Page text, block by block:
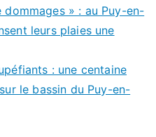
dommages » : au Puy-en-
leurs plaies une
: une centaine
le bassin du Puy-en-